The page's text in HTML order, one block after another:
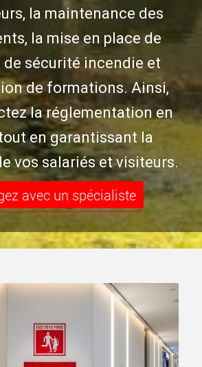
la maintenance des
la mise en place de
de sécurité incendie et
de formations. Ainsi,
la réglementation en
en garantissant la
vos salariés et visiteurs.
avec un spécialiste